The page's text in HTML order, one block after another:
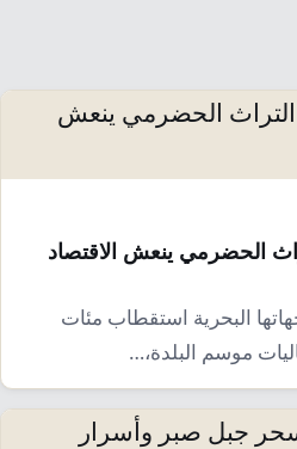
الحضرمي ينعش الاقتصاد
البحرية استقطاب مئات
موسم البلدة،…